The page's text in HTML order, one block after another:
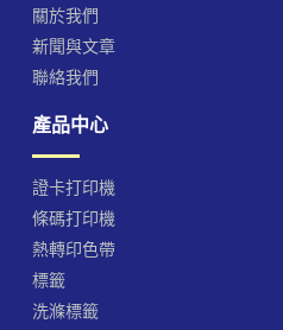
關於我們
新聞與文章
聯絡我們
產品中心
證卡打印機
條碼打印機
熱轉印色帶
標籤
洗滌標籤